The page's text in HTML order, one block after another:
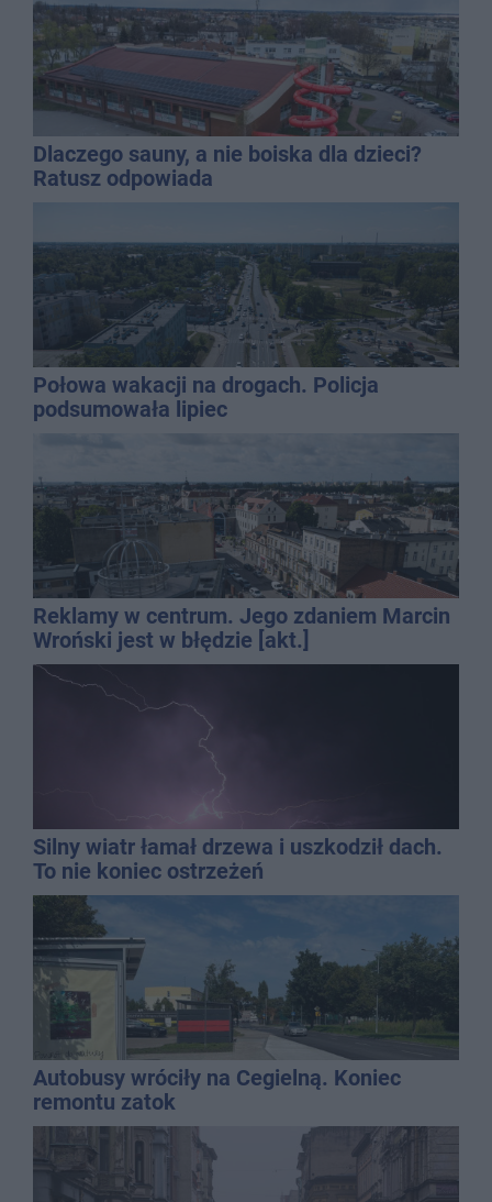
Dlaczego sauny, a nie boiska dla dzieci?
Ratusz odpowiada
Połowa wakacji na drogach. Policja
podsumowała lipiec
Reklamy w centrum. Jego zdaniem Marcin
Wroński jest w błędzie [akt.]
Silny wiatr łamał drzewa i uszkodził dach.
To nie koniec ostrzeżeń
Autobusy wróciły na Cegielną. Koniec
remontu zatok